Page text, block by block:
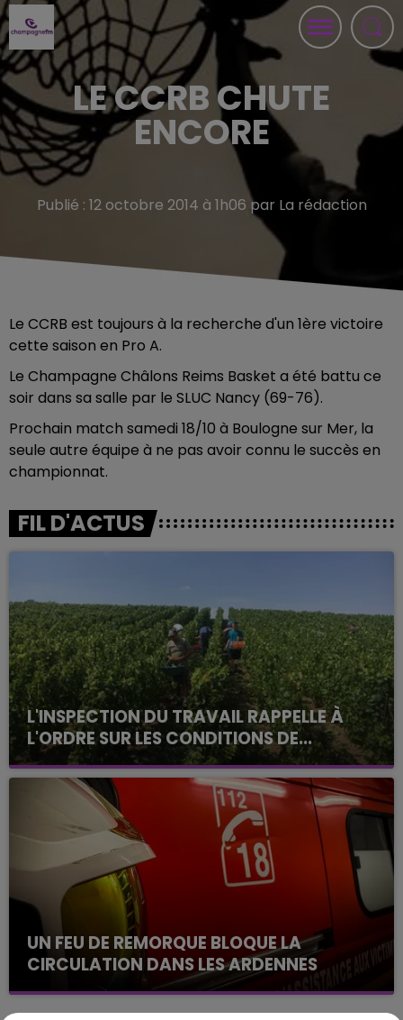
LE CCRB CHUTE
ENCORE
Publié : 12 octobre 2014 à 1h06 par La rédaction
Le CCRB est toujours à la recherche d'un 1ère victoire
cette saison en Pro A.
Le Champagne Châlons Reims Basket a été battu ce
soir dans sa salle par le SLUC Nancy (69-76).
Prochain match samedi 18/10 à Boulogne sur Mer, la
seule autre équipe à ne pas avoir connu le succès en
championnat.
FIL D'ACTUS
L'INSPECTION DU TRAVAIL RAPPELLE À
L'ORDRE SUR LES CONDITIONS DE...
Alors que les dates de début des vendange 2026
s'est avéré être plus précoce que prévu,
l'inspection du Travail en profite pour rappeler
les conditions de...
UN FEU DE REMORQUE BLOQUE LA
CIRCULATION DANS LES ARDENNES
Un feu de remorque s'est déclaré ce mercredi en
fin de matinée sur l'A34.